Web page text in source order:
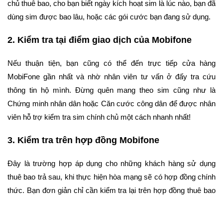
chủ thuê bao, cho bạn biết ngày kích hoạt sim là lúc nào, bạn đã
dùng sim được bao lâu, hoặc các gói cước bạn đang sử dụng.
2. Kiểm tra tại điểm giao dịch của Mobifone
Nếu thuận tiện, bạn cũng có thể đến trực tiếp cửa hàng
MobiFone gần nhất và nhờ nhân viên tư vấn ở đấy tra cứu
thông tin hộ mình. Đừng quên mang theo sim cũng như là
Chứng minh nhân dân hoặc Căn cước công dân để được nhân
viên hỗ trợ kiểm tra sim chính chủ một cách nhanh nhất!
3. Kiểm tra trên hợp đồng Mobifone
Đây là trường hợp áp dụng cho những khách hàng sử dụng
thuê bao trả sau, khi thực hiện hòa mạng sẽ có hợp đồng chính
thức. Bạn đơn giản chỉ cần kiểm tra lại trên hợp đồng thuê bao